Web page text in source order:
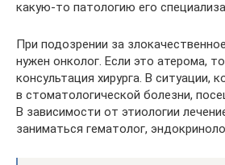
какую-то патологию его
При подозрении за
нужен онколог. Если это атерома,
консультация хирурга. В ситуации,
в стоматологической болезни,
В зависимости от этиологии
заниматься гематолог,